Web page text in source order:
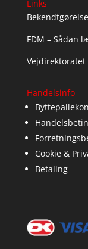
Links
FDM – Sådan
Vejdirektoratet
Handelsinfo
Cookie &
Betaling